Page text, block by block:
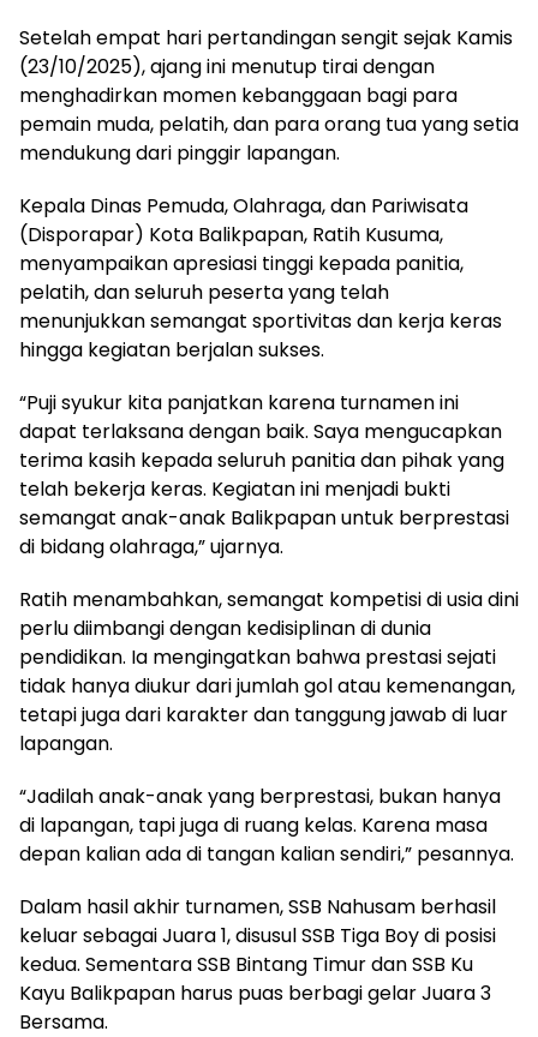
Setelah empat hari pertandingan sengit sejak Kamis
(23/10/2025), ajang ini menutup tirai dengan
menghadirkan momen kebanggaan bagi para
pemain muda, pelatih, dan para orang tua yang setia
mendukung dari pinggir lapangan.
Kepala Dinas Pemuda, Olahraga, dan Pariwisata
(Disporapar) Kota Balikpapan, Ratih Kusuma,
menyampaikan apresiasi tinggi kepada panitia,
pelatih, dan seluruh peserta yang telah
menunjukkan semangat sportivitas dan kerja keras
hingga kegiatan berjalan sukses.
“Puji syukur kita panjatkan karena turnamen ini
dapat terlaksana dengan baik. Saya mengucapkan
terima kasih kepada seluruh panitia dan pihak yang
telah bekerja keras. Kegiatan ini menjadi bukti
semangat anak-anak Balikpapan untuk berprestasi
di bidang olahraga,” ujarnya.
Ratih menambahkan, semangat kompetisi di usia dini
perlu diimbangi dengan kedisiplinan di dunia
pendidikan. Ia mengingatkan bahwa prestasi sejati
tidak hanya diukur dari jumlah gol atau kemenangan,
tetapi juga dari karakter dan tanggung jawab di luar
lapangan.
“Jadilah anak-anak yang berprestasi, bukan hanya
di lapangan, tapi juga di ruang kelas. Karena masa
depan kalian ada di tangan kalian sendiri,” pesannya.
Dalam hasil akhir turnamen, SSB Nahusam berhasil
keluar sebagai Juara 1, disusul SSB Tiga Boy di posisi
kedua. Sementara SSB Bintang Timur dan SSB Ku
Kayu Balikpapan harus puas berbagi gelar Juara 3
Bersama.